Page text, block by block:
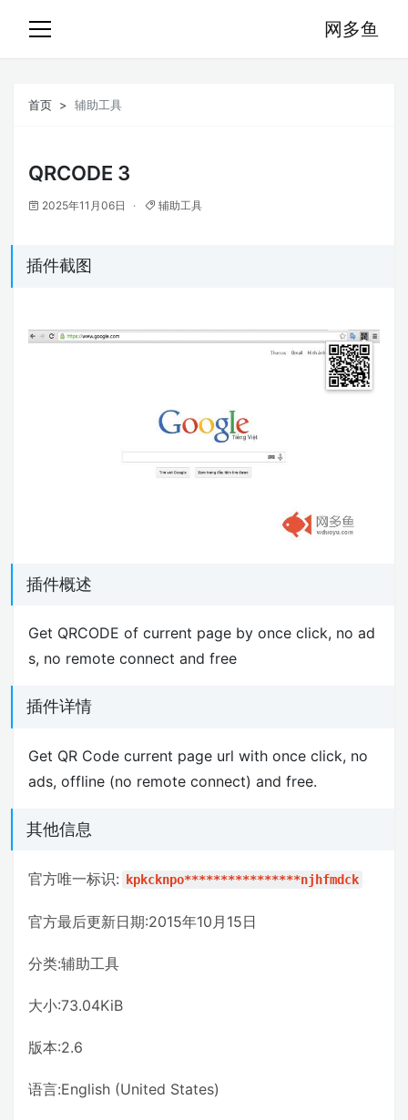
网多鱼
首页 辅助工具
QRCODE 3
2025年11月06日 辅助工具
插件截图
插件概述
Get QRCODE of current page by once click, no ad
s, no remote connect and free
插件详情
Get QR Code current page url with once click, no
ads, offline (no remote connect) and free.
其他信息
官方唯一标识: kpkcknpo****************njhfmdck
官方最后更新日期:2015年10月15日
分类:辅助工具
大小:73.04KiB
版本:2.6
语言:English (United States)